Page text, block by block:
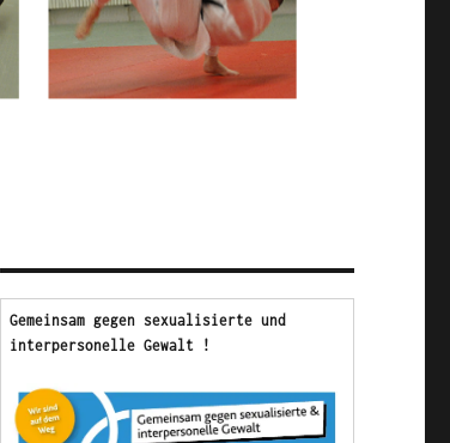
Gemeinsam gegen sexualisierte und
interpersonelle Gewalt !